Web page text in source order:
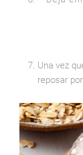
Una vez
reposar